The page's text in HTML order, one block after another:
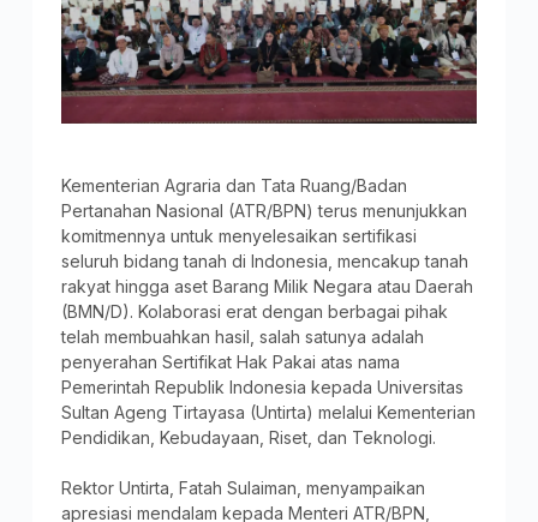
Kementerian Agraria dan Tata Ruang/Badan
Pertanahan Nasional (ATR/BPN) terus menunjukkan
komitmennya untuk menyelesaikan sertifikasi
seluruh bidang tanah di Indonesia, mencakup tanah
rakyat hingga aset Barang Milik Negara atau Daerah
(BMN/D). Kolaborasi erat dengan berbagai pihak
telah membuahkan hasil, salah satunya adalah
penyerahan Sertifikat Hak Pakai atas nama
Pemerintah Republik Indonesia kepada Universitas
Sultan Ageng Tirtayasa (Untirta) melalui Kementerian
Pendidikan, Kebudayaan, Riset, dan Teknologi.
Rektor Untirta, Fatah Sulaiman, menyampaikan
apresiasi mendalam kepada Menteri ATR/BPN,